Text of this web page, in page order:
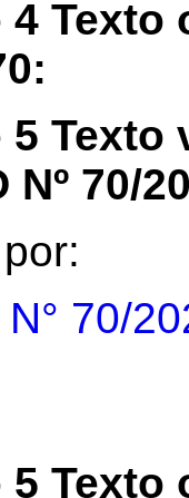
Texto
Texto
Nº 70/
70/
Texto